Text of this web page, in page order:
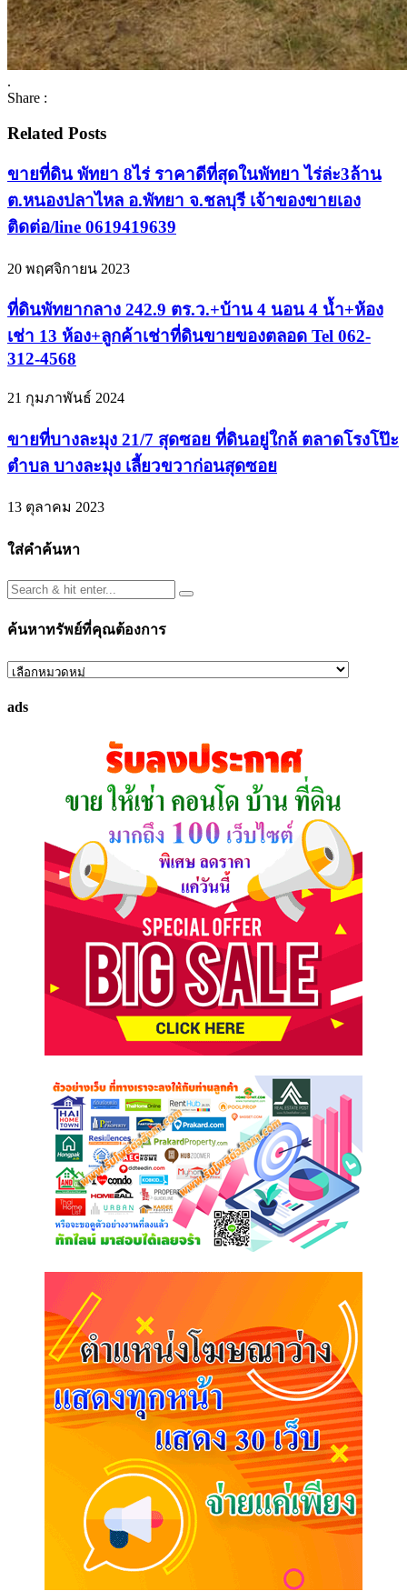
.
Share :
Related Posts
ขายที่ดิน พัทยา 8ไร่ ราคาดีที่สุดในพัทยา ไร่ล่ะ3ล้าน
ต.หนองปลาไหล อ.พัทยา จ.ชลบุรี เจ้าของขายเอง
ติดต่อ/line 0619419639
20 พฤศจิกายน 2023
ที่ดินพัทยากลาง 242.9 ตร.ว.+บ้าน 4 นอน 4 น้ำ+ห้อง
เช่า 13 ห้อง+ลูกค้าเช่าที่ดินขายของตลอด Tel 062-
312-4568
21 กุมภาพันธ์ 2024
ขายที่บางละมุง 21/7 สุดซอย ที่ดินอยู่ใกล้ ตลาดโรงโป๊ะ
ตำบล บางละมุง เลี้ยวขวาก่อนสุดซอย
13 ตุลาคม 2023
ใส่คำค้นหา
ค้นหาทรัพย์ที่คุณต้องการ
ค้นหา
ที่
ads